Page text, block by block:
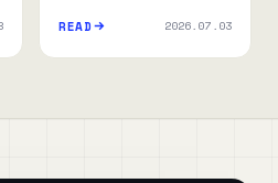
READ 2026.07.03